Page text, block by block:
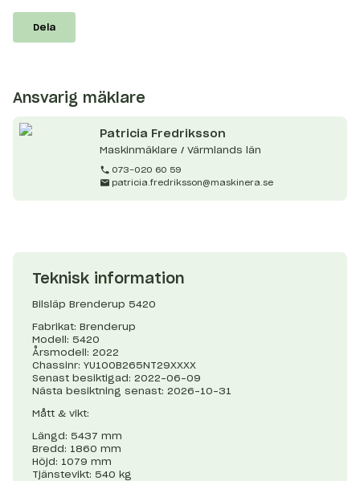
Dela
Ansvarig mäklare
Patricia Fredriksson
Maskinmäklare / Värmlands län
073-020 60 59
patricia.fredriksson@maskinera.se
Teknisk information
Bilsläp Brenderup 5420
Fabrikat: Brenderup
Modell: 5420
Årsmodell: 2022
Chassinr: YU100B265NT29XXXX
Senast besiktigad: 2022-06-09
Nästa besiktning senast: 2026-10-31
Mått & vikt:
Längd: 5437 mm
Bredd: 1860 mm
Höjd: 1079 mm
Tjänstevikt: 540 kg